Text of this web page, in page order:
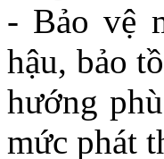
- Bảo vệ
hậu, bảo
hướng
mức phát